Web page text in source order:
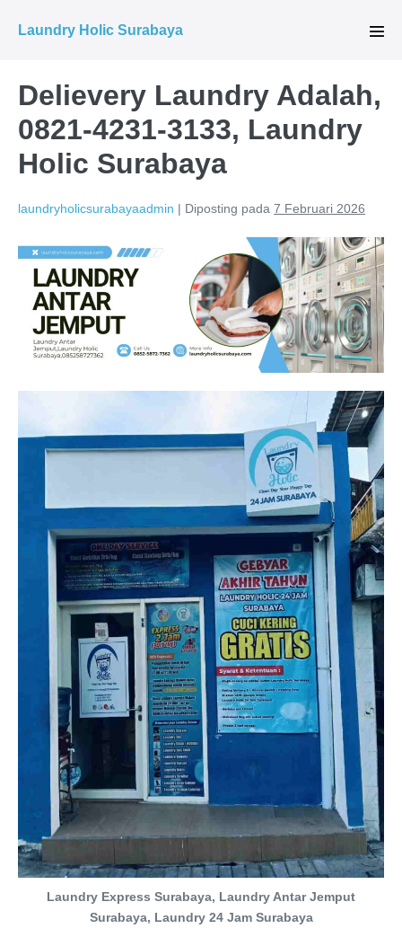
Laundry Holic Surabaya
Delievery Laundry Adalah,
0821-4231-3133, Laundry
Holic Surabaya
laundryholicsurabayaadmin | Diposting pada 7 Februari 2026
Laundry Express Surabaya, Laundry Antar Jemput
Surabaya, Laundry 24 Jam Surabaya